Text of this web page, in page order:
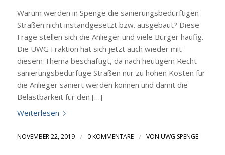
Warum werden in Spenge die sanierungsbedürftigen
Straßen nicht instandgesetzt bzw. ausgebaut? Diese
Frage stellen sich die Anlieger und viele Bürger häufig.
Die UWG Fraktion hat sich jetzt auch wieder mit
diesem Thema beschäftigt, da nach heutigem Recht
sanierungsbedürftige Straßen nur zu hohen Kosten für
die Anlieger saniert werden können und damit die
Belastbarkeit für den […]
Weiterlesen
NOVEMBER 22, 2019 / 0 KOMMENTARE / VON UWG SPENGE